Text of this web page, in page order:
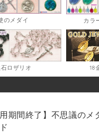
のメダイ カラ
ロザリオ 18
用期間終了】不思議の